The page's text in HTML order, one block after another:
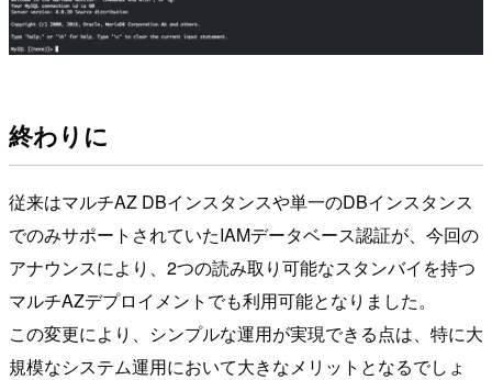
終わりに
従来はマルチAZ DBインスタンスや単一のDBインスタンス
でのみサポートされていたIAMデータベース認証が、今回の
アナウンスにより、2つの読み取り可能なスタンバイを持つ
マルチAZデプロイメントでも利用可能となりました。
この変更により、シンプルな運用が実現できる点は、特に大
規模なシステム運用において大きなメリットとなるでしょ